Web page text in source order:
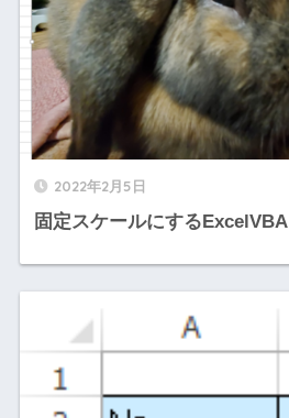
2022年2月5日
固定スケールにするExcelVBA